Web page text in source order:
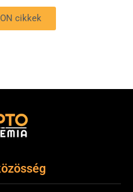
cikkek